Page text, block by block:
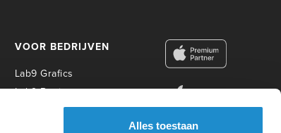
Alles toestaan
VOOR BEDRIJVEN
Lab9 Grafics
Lab9 Business
Lab9 Construct